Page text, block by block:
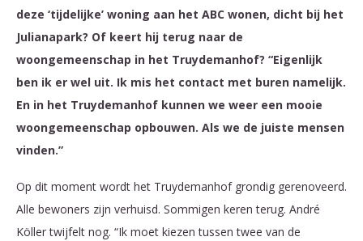
deze ‘tijdelijke’ woning aan het ABC wonen, dicht bij het
Julianapark? Of keert hij terug naar de
woongemeenschap in het Truydemanhof? “Eigenlijk
ben ik er wel uit. Ik mis het contact met buren namelijk.
En in het Truydemanhof kunnen we weer een mooie
woongemeenschap opbouwen. Als we de juiste mensen
vinden.”
Op dit moment wordt het Truydemanhof grondig gerenoveerd.
Alle bewoners zijn verhuisd. Sommigen keren terug. André
Köller twijfelt nog. “Ik moet kiezen tussen twee van de